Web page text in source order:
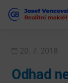
20. 7. 2018
Odhad